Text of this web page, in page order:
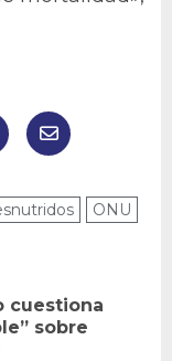
ONU
cuestiona
sobre